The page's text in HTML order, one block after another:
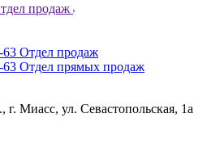
продаж
63 Отдел продаж
63 Отдел прямых продаж
г. Миасс, ул. Севастопольская, 1а